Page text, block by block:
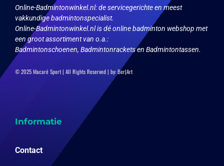
Online-Badmintonwinkel.nl:de servicegerichte en meest
vakkundige badmintonspecialist.
Online-Badmintonwinkel.nl is dé online badminton webshop met
een groot assortiment van o.a.:
Badmintonschoenen, Badmintonrackets en Badmintontassen.
© 2025 Macaré Sport | All Rights Reserved | by:Ber|Art
Informatie
Contact